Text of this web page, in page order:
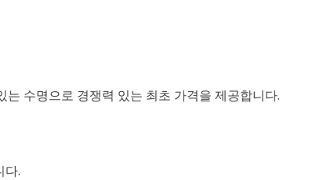
수명으로 경쟁력 있는 최초 가격을 제공합니다.
다.